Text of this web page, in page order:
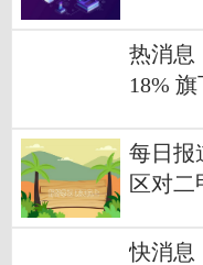
热消息
18%
每日报
区对二
快消息